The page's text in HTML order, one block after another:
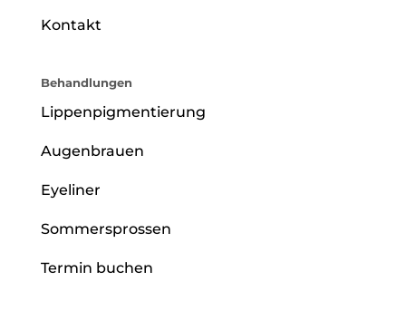
Kontakt
Behandlungen
Lippenpigmentierung
Augenbrauen
Eyeliner
Sommersprossen
Termin buchen